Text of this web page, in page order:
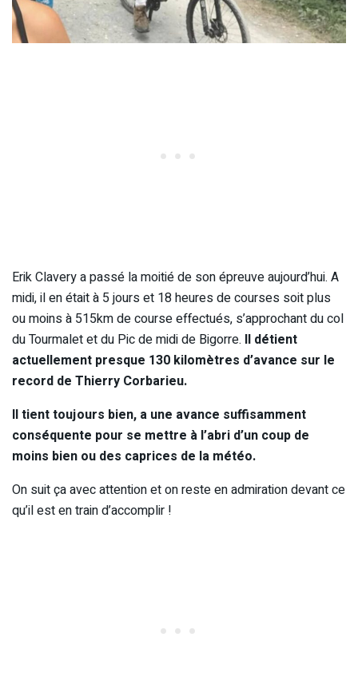
Erik Clavery a passé la moitié de son épreuve aujourd’hui. A
midi, il en était à 5 jours et 18 heures de courses soit plus
ou moins à 515km de course effectués, s’approchant du col
du Tourmalet et du Pic de midi de Bigorre. Il détient
actuellement presque 130 kilomètres d’avance sur le
record de Thierry Corbarieu.
Il tient toujours bien, a une avance suffisamment
conséquente pour se mettre à l’abri d’un coup de
moins bien ou des caprices de la météo.
On suit ça avec attention et on reste en admiration devant ce
qu’il est en train d’accomplir !